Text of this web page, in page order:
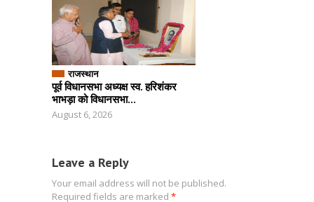
राजस्थान
पूर्व विधानसभा अध्यक्ष स्व. हरिशंकर
भाभड़ा को विधानसभा...
August 6, 2026
Leave a Reply
Your email address will not be published.
Required fields are marked *